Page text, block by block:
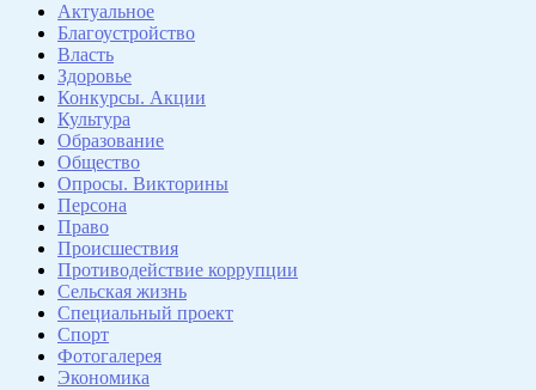
Актуальное
Благоустройство
Власть
Здоровье
Конкурсы. Акции
Культура
Образование
Общество
Опросы. Викторины
Персона
Право
Происшествия
Противодействие коррупции
Сельская жизнь
Специальный проект
Спорт
Фотогалерея
Экономика